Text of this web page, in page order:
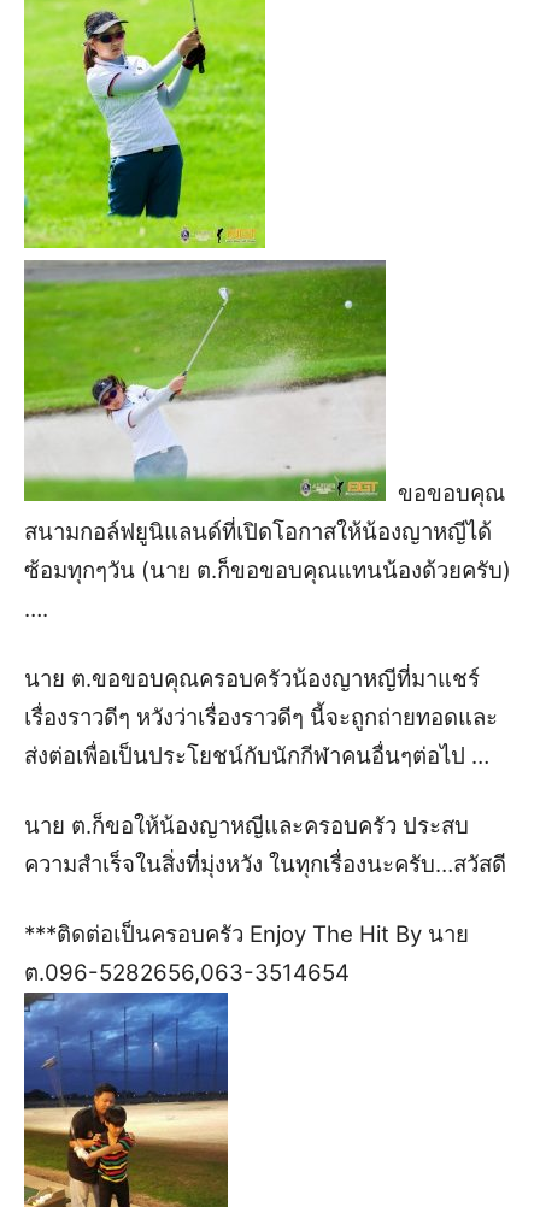
ขอขอบคุณ
สนามกอล์ฟยูนิแลนด์ที่เปิดโอกาสให้น้องญาหญีได้
ซ้อมทุกๆวัน (นาย ต.ก็ขอขอบคุณแทนน้องด้วยครับ)
….
นาย ต.ขอขอบคุณครอบครัวน้องญาหญีที่มาแชร์
เรื่องราวดีๆ หวังว่าเรื่องราวดีๆ นี้จะถูกถ่ายทอดและ
ส่งต่อเพื่อเป็นประโยชน์กับนักกีฬาคนอื่นๆต่อไป …
นาย ต.ก็ขอให้น้องญาหญีและครอบครัว ประสบ
ความสำเร็จในสิ่งที่มุ่งหวัง ในทุกเรื่องนะครับ…สวัสดี
***ติดต่อเป็นครอบครัว Enjoy The Hit By นาย
ต.096-5282656,063-3514654